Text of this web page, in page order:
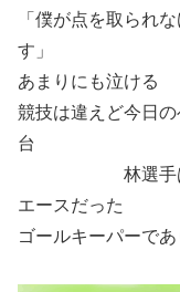
「僕が点を取られ
す」
あまりにも泣ける
競技は違えど今日
林選手は、ま
エースだった
ゴールキーパーで